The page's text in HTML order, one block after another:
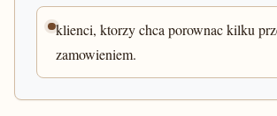
klienci, ktorzy chca porownac kilku
zamowieniem.